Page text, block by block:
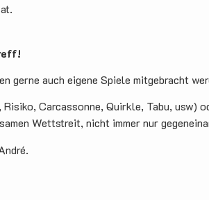
gerne auch eigene Spiele mitgebracht
Carcassonne, Quirkle, Tabu, usw)
Wettstreit, nicht immer nur